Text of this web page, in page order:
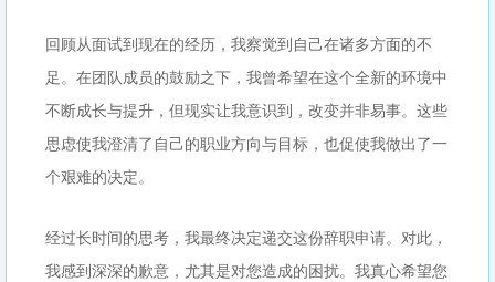
回顾从面试到现在的经历，我察觉到自己在诸多方面的不
足。在团队成员的鼓励之下，我曾希望在这个全新的环境中
不断成长与提升，但现实让我意识到，改变并非易事。这些
思虑使我澄清了自己的职业方向与目标，也促使我做出了一
个艰难的决定。
经过长时间的思考，我最终决定递交这份辞职申请。对此，
我感到深深的歉意，尤其是对您造成的困扰。我真心希望您